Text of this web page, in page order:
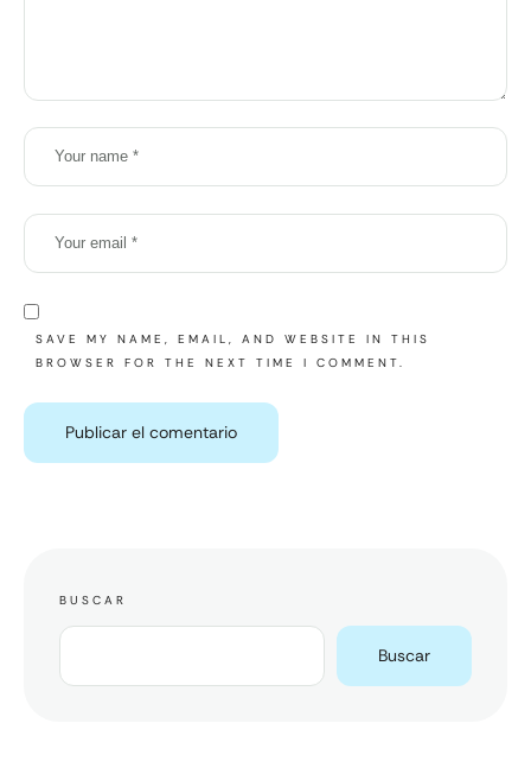
SAVE MY NAME, EMAIL, AND WEBSITE IN THIS
BROWSER FOR THE NEXT TIME I COMMENT.
BUSCAR
Buscar